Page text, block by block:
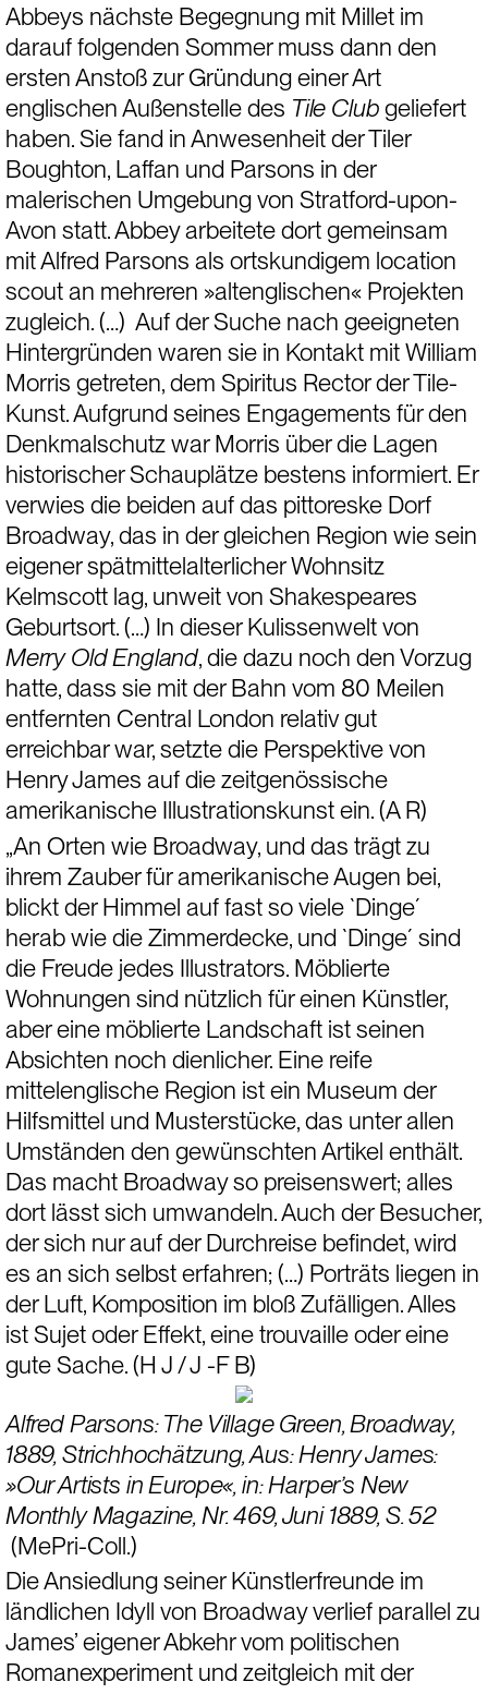
Abbeys nächste Begegnung mit Millet im
darauf folgenden Sommer muss dann den
ersten Anstoß zur Gründung einer Art
englischen Außenstelle des Tile Club geliefert
haben. Sie fand in Anwesenheit der Tiler
Boughton, Laffan und Parsons in der
malerischen Umgebung von Stratford-upon-
Avon statt. Abbey arbeitete dort gemeinsam
mit Alfred Parsons als ortskundigem location
scout an mehreren »altenglischen« Projekten
zugleich. (…)  Auf der Suche nach geeigneten
Hintergründen waren sie in Kontakt mit William
Morris getreten, dem Spiritus Rector der Tile-
Kunst. Aufgrund seines Engagements für den
Denkmalschutz war Morris über die Lagen
historischer Schauplätze bestens informiert. Er
verwies die beiden auf das pittoreske Dorf
Broadway, das in der gleichen Region wie sein
eigener spätmittelalterlicher Wohnsitz
Kelmscott lag, unweit von Shakespeares
Merry Old England, die dazu noch den Vorzug
hatte, dass sie mit der Bahn vom 80 Meilen
entfernten Central London relativ gut
erreichbar war, setzte die Perspektive von
Henry James auf die zeitgenössische
amerikanische Illustrationskunst ein. (A R)
„An Orten wie Broadway, und das trägt zu
ihrem Zauber für amerikanische Augen bei,
blickt der Himmel auf fast so viele `Dinge´
herab wie die Zimmerdecke, und `Dinge´ sind
die Freude jedes Illustrators. Möblierte
Wohnungen sind nützlich für einen Künstler,
aber eine möblierte Landschaft ist seinen
Absichten noch dienlicher. Eine reife
mittelenglische Region ist ein Museum der
Hilfsmittel und Musterstücke, das unter allen
Umständen den gewünschten Artikel enthält.
Das macht Broadway so preisenswert; alles
dort lässt sich umwandeln. Auch der Besucher,
der sich nur auf der Durchreise befindet, wird
es an sich selbst erfahren; (…) Porträts liegen in
der Luft, Komposition im bloß Zufälligen. Alles
ist Sujet oder Effekt, eine trouvaille oder eine
gute Sache. (H J / J -F B)
Alfred Parsons: The Village Green, Broadway,
1889, Strichhochätzung, Aus: Henry James:
»Our Artists in Europe«, in: Harper’s New
Monthly Magazine, Nr. 469, Juni 1889, S. 52
(MePri-Coll.)
Die Ansiedlung seiner Künstlerfreunde im
ländlichen Idyll von Broadway verlief parallel zu
James’ eigener Abkehr vom politischen
Romanexperiment und zeitgleich mit der